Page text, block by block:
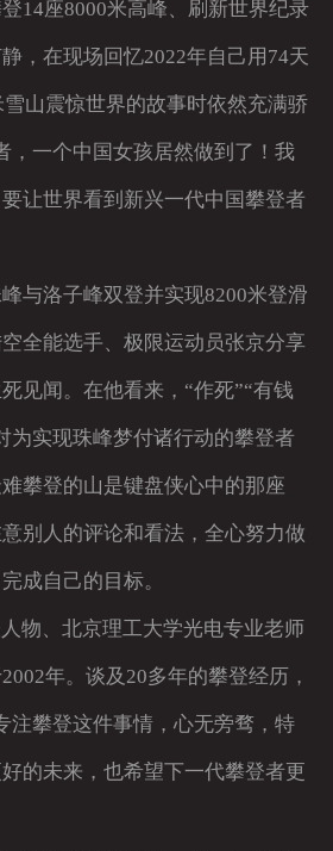
座8000米高峰、刷新世界纪录
，在现场回忆2022年自己用74天
山震惊世界的故事时依然充满骄
，一个中国女孩居然做到了！我
让世界看到新兴一代中国攀登者
洛子峰双登并实现8200米登滑
全能选手、极限运动员张京分享
见闻。在他看来，“作死”“有钱
为实现珠峰梦付诸行动的攀登者
攀登的山是键盘侠心中的那座
别人的评论和看法，全心努力做
成自己的目标。
、北京理工大学光电专业老师
年。谈及20多年的攀登经历，
注攀登这件事情，心无旁骛，特
的未来，也希望下一代攀登者更